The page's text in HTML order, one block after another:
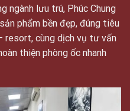
ngành lưu trú, Phúc Chung
phẩm bền đẹp, đúng tiêu
cùng dịch vụ tư vấn
thiện phòng ốc nhanh